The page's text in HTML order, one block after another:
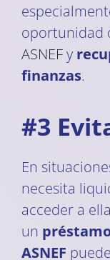
oportunidad
ASNEFy
finanzas.
#3
En
necesita
acceder a
un
ASNEF